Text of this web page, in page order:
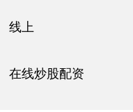
线上
在线炒股配资